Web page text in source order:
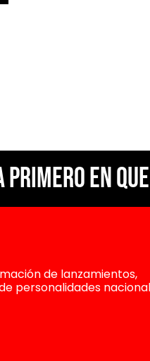
en Que
de lanzamientos,
personalidades nacional